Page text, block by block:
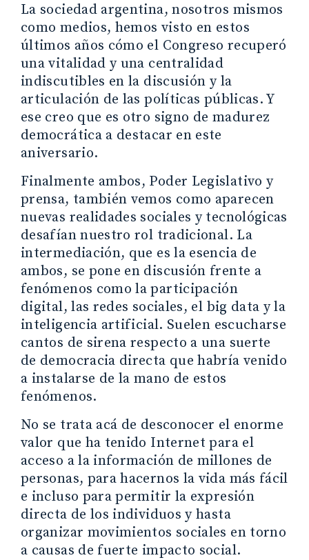
La sociedad argentina, nosotros mismos
como medios, hemos visto en estos
últimos años cómo el Congreso recuperó
una vitalidad y una centralidad
indiscutibles en la discusión y la
articulación de las políticas públicas. Y
ese creo que es otro signo de madurez
democrática a destacar en este
aniversario.
Finalmente ambos, Poder Legislativo y
prensa, también vemos como aparecen
nuevas realidades sociales y tecnológicas
desafían nuestro rol tradicional. La
intermediación, que es la esencia de
ambos, se pone en discusión frente a
fenómenos como la participación
digital, las redes sociales, el big data y la
inteligencia artificial. Suelen escucharse
cantos de sirena respecto a una suerte
de democracia directa que habría venido
a instalarse de la mano de estos
fenómenos.
No se trata acá de desconocer el enorme
valor que ha tenido Internet para el
acceso a la información de millones de
personas, para hacernos la vida más fácil
e incluso para permitir la expresión
directa de los individuos y hasta
organizar movimientos sociales en torno
a causas de fuerte impacto social.